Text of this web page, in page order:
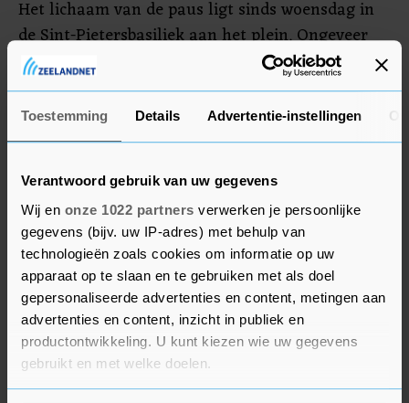
Toestemming Details Advertentie-instellingen
Verantwoord gebruik van uw gegevens
Wij en onze 1022 partners verwerken je persoonlijke
gegevens (bijv. uw IP-adres) met behulp van
technologieën zoals cookies om informatie op uw
apparaat op te slaan en te gebruiken met als doel
gepersonaliseerde advertenties en content, metingen aan
advertenties en content, inzicht in publiek en
productontwikkeling. U kunt kiezen wie uw gegevens
gebruikt en met welke doelen.
Het lichaam van de paus ligt sinds woensdag in
de Sint-Pietersbasiliek aan het plein. Ongeveer
250.000 belangstellenden zijn woensdag,
donderdag en vrijdag langs de open kist gelopen
om een laatste eerbetoon te brengen. De kist
werd vrijdag in een besloten ceremonie gesloten.